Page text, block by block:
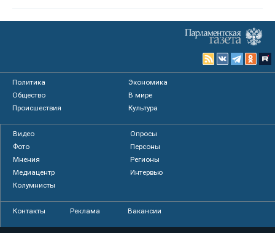
Политика
Экономика
Общество
В мире
Происшествия
Культура
Видео
Опросы
Фото
Персоны
Мнения
Регионы
Медиацентр
Интервью
Колумнисты
Контакты Реклама Вакансии